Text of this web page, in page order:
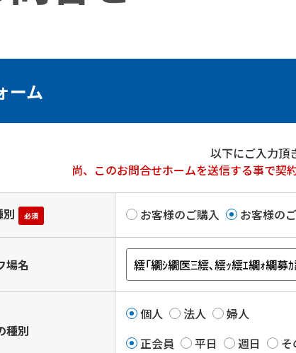
ーム
以下にご入力頂
尚、このお問合せホームを送信する事で契
別 必須 お客様のご購入 お客様の
場名
種別
個人 法人
婦人
正会員
平日 週日 そ